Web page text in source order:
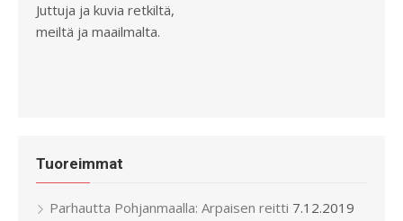
Juttuja ja kuvia retkiltä,
meiltä ja maailmalta.
Tuoreimmat
Parhautta Pohjanmaalla: Arpaisen reitti 7.12.2019